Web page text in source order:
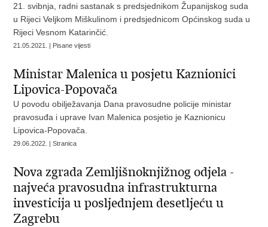
21. svibnja, radni sastanak s predsjednikom Županijskog suda
u Rijeci Veljkom Miškulinom i predsjednicom Općinskog suda u
Rijeci Vesnom Katarinčić.
21.05.2021. | Pisane vijesti
Ministar Malenica u posjetu Kaznionici
Lipovica-Popovača
U povodu obilježavanja Dana pravosudne policije ministar
pravosuđa i uprave Ivan Malenica posjetio je Kaznionicu
Lipovica-Popovača.
29.06.2022. | Stranica
Nova zgrada Zemljišnoknjižnog odjela -
najveća pravosudna infrastrukturna
investicija u posljednjem desetljeću u
Zagrebu